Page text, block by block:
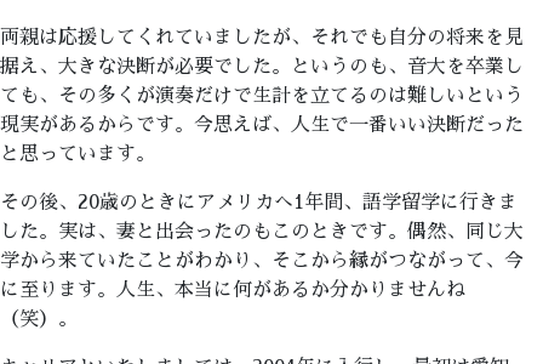
両親は応援してくれていましたが、それでも自分の将来を見
据え、大きな決断が必要でした。というのも、音大を卒業し
ても、その多くが演奏だけで生計を立てるのは難しいという
現実があるからです。今思えば、人生で一番いい決断だった
と思っています。
その後、20歳のときにアメリカへ1年間、語学留学に行きま
した。実は、妻と出会ったのもこのときです。偶然、同じ大
学から来ていたことがわかり、そこから縁がつながって、今
に至ります。人生、本当に何があるか分かりませんね
（笑）。